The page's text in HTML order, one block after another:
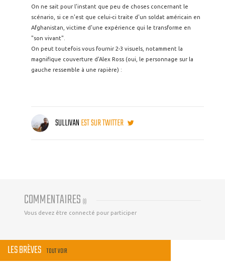
On ne sait pour l'instant que peu de choses concernant le
scénario, si ce n'est que celui-ci traite d'un soldat américain en
Afghanistan, victime d'une expérience qui le transforme en
"son vivant".
On peut toutefois vous fournir 2-3 visuels, notamment la
magnifique couverture d'Alex Ross (oui, le personnage sur la
gauche ressemble à une rapière) :
SULLIVANEST SUR TWITTER
COMMENTAIRES (0)
Vous devez être connecté pour participer
LES BRÈVES TOUT VOIR